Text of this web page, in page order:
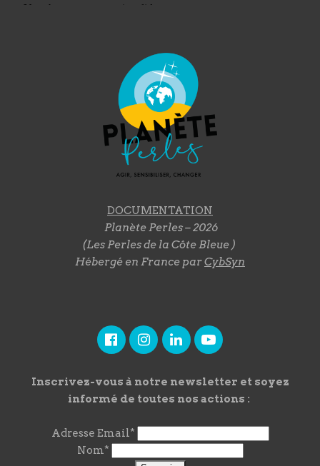
DOCUMENTATION
Planète Perles – 2026
(Les Perles de la Côte Bleue )
Hébergé en France parCybSyn
Inscrivez-vous à notre newsletter et soyez
informé de toutes nos actions :
Adresse Email*
Nom*